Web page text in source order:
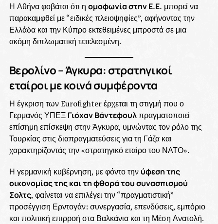
Η Αθήνα φοβάται ότι η ομοφωνία στην Ε.Ε. μπορεί να
παρακαμφθεί με “ειδικές πλειοψηφίες”, αφήνοντας την
Ελλάδα και την Κύπρο εκτεθειμένες μπροστά σε μια
ακόμη διπλωματική τετελεσμένη.
Βερολίνο – Άγκυρα: στρατηγικοί
εταίροι με κοινά συμφέροντα
Η έγκριση των Eurofighter έρχεται τη στιγμή που ο
Γερμανός ΥΠΕΞ Γιόχαν Βάντεφουλπραγματοποιεί
επίσημη επίσκεψη στην Άγκυρα, υμνώντας τον ρόλο της
Τουρκίας στις διαπραγματεύσεις για τη Γάζα και
χαρακτηρίζοντάς την «στρατηγικό εταίρο του ΝΑΤΟ».
Η γερμανική κυβέρνηση, με φόντο την ύφεση της
οικονομίας της και τη φθορά του συνασπισμού
Σολτς, φαίνεται να επιλέγει την “πραγματιστική”
προσέγγιση Ερντογάν: συνεργασία, επενδύσεις, εμπόριο
και πολιτική επιρροή στα Βαλκάνια και τη Μέση Ανατολή.